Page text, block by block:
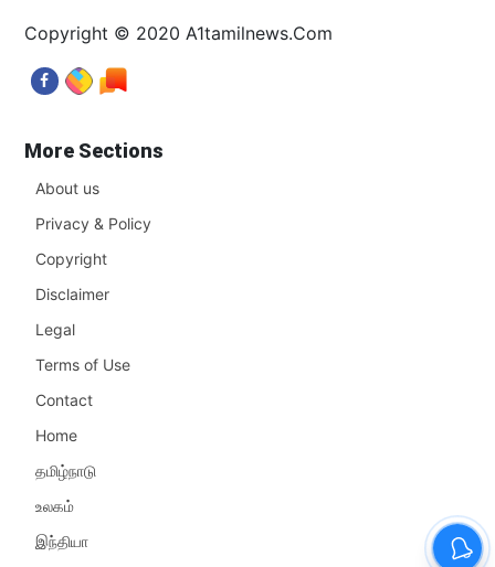
Copyright © 2020 A1tamilnews.Com
More Sections
About us
Privacy & Policy
Copyright
Disclaimer
Legal
Terms of Use
Contact
Home
தமிழ்நாடு
உலகம்
இந்தியா